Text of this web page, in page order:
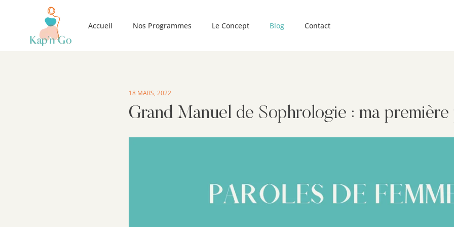
Accueil Nos Programmes Le Concept Blog Contact
18 MARS, 2022
Grand Manuel de Sophrologie : ma première